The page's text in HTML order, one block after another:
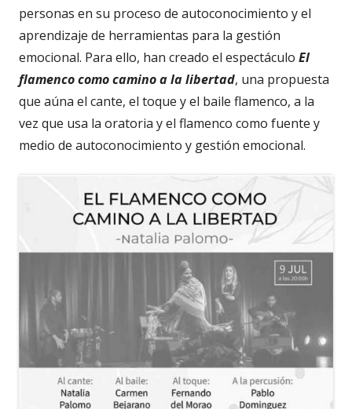
personas en su proceso de autoconocimiento y el
aprendizaje de herramientas para la gestión
emocional. Para ello, han creado el espectáculo El
flamenco como camino a la libertad, una propuesta
que aúna el cante, el toque y el baile flamenco, a la
vez que usa la oratoria y el flamenco como fuente y
medio de autoconocimiento y gestión emocional.